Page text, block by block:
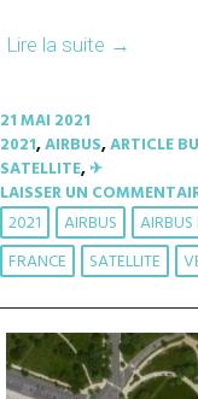
Lire la suite →
21 MAI 2021
2021,AIRBUS,ARTICLE
SATELLITE,✈︎
LAISSER UN
2021 AIRBUS AIRBUS
FRANCE
SATELLITE